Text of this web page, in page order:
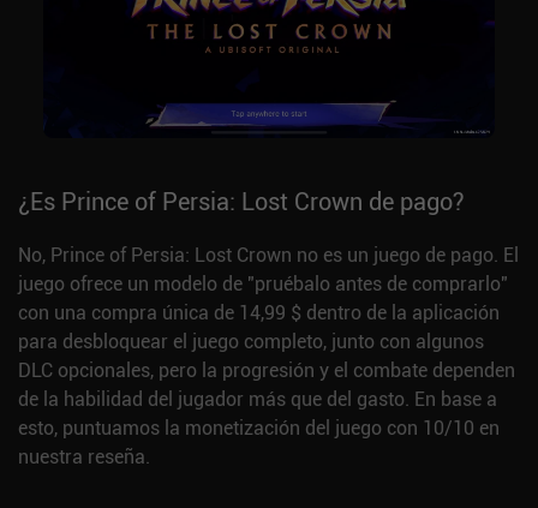
¿Es Prince of Persia: Lost Crown de pago?
No, Prince of Persia: Lost Crown no es un juego de pago. El
juego ofrece un modelo de "pruébalo antes de comprarlo"
con una compra única de 14,99 $ dentro de la aplicación
para desbloquear el juego completo, junto con algunos
DLC opcionales, pero la progresión y el combate dependen
de la habilidad del jugador más que del gasto. En base a
esto, puntuamos la monetización del juego con 10/10 en
nuestra reseña.